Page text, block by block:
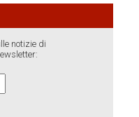
notizie di